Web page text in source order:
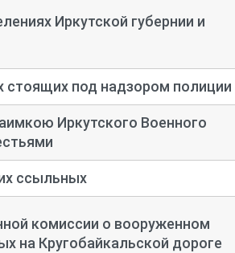
Иркутской губернии и
стоящих под надзором полиции
Иркутского Военного
ссыльных
комиссии о вооруженном
на Кругобайкальской дороге